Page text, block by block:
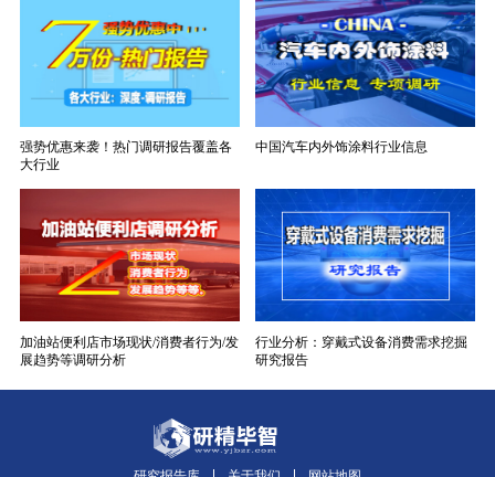
强势优惠来袭！热门调研报告覆盖各
大行业
中国汽车内外饰涂料行业信息
加油站便利店市场现状/消费者行为/发
展趋势等调研分析
行业分析：穿戴式设备消费需求挖掘
研究报告